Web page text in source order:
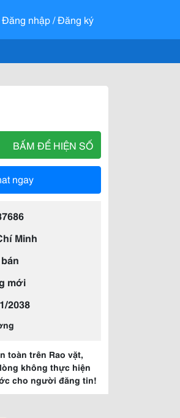
Đăng nhập / Đăng ký
BẤM ĐỂ HIỆN SỐ
ngay
Minh
mới
2038
toàn trên Rao vặt,
không thực hiện
cho người đăng tin!